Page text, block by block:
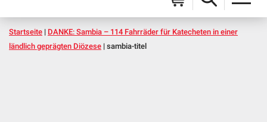
Startseite | DANKE: Sambia – 114 Fahrräder für Katecheten in einer
ländlich geprägten Diözese | sambia-titel